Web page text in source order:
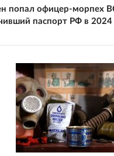
попал офицер-морпех
паспорт РФ в 2024